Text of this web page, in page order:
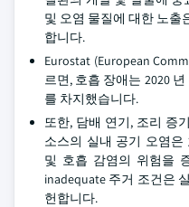
및 오염 물질에 대한 노출
합니다.
Eurostat (European
르면, 호흡 장애는 2020
를 차지했습니다.
또한, 담배 연기, 조리 증
소스의 실내 공기 오염은
및 호흡 감염의 위험을
inadequate 주거 조건은
헌합니다.